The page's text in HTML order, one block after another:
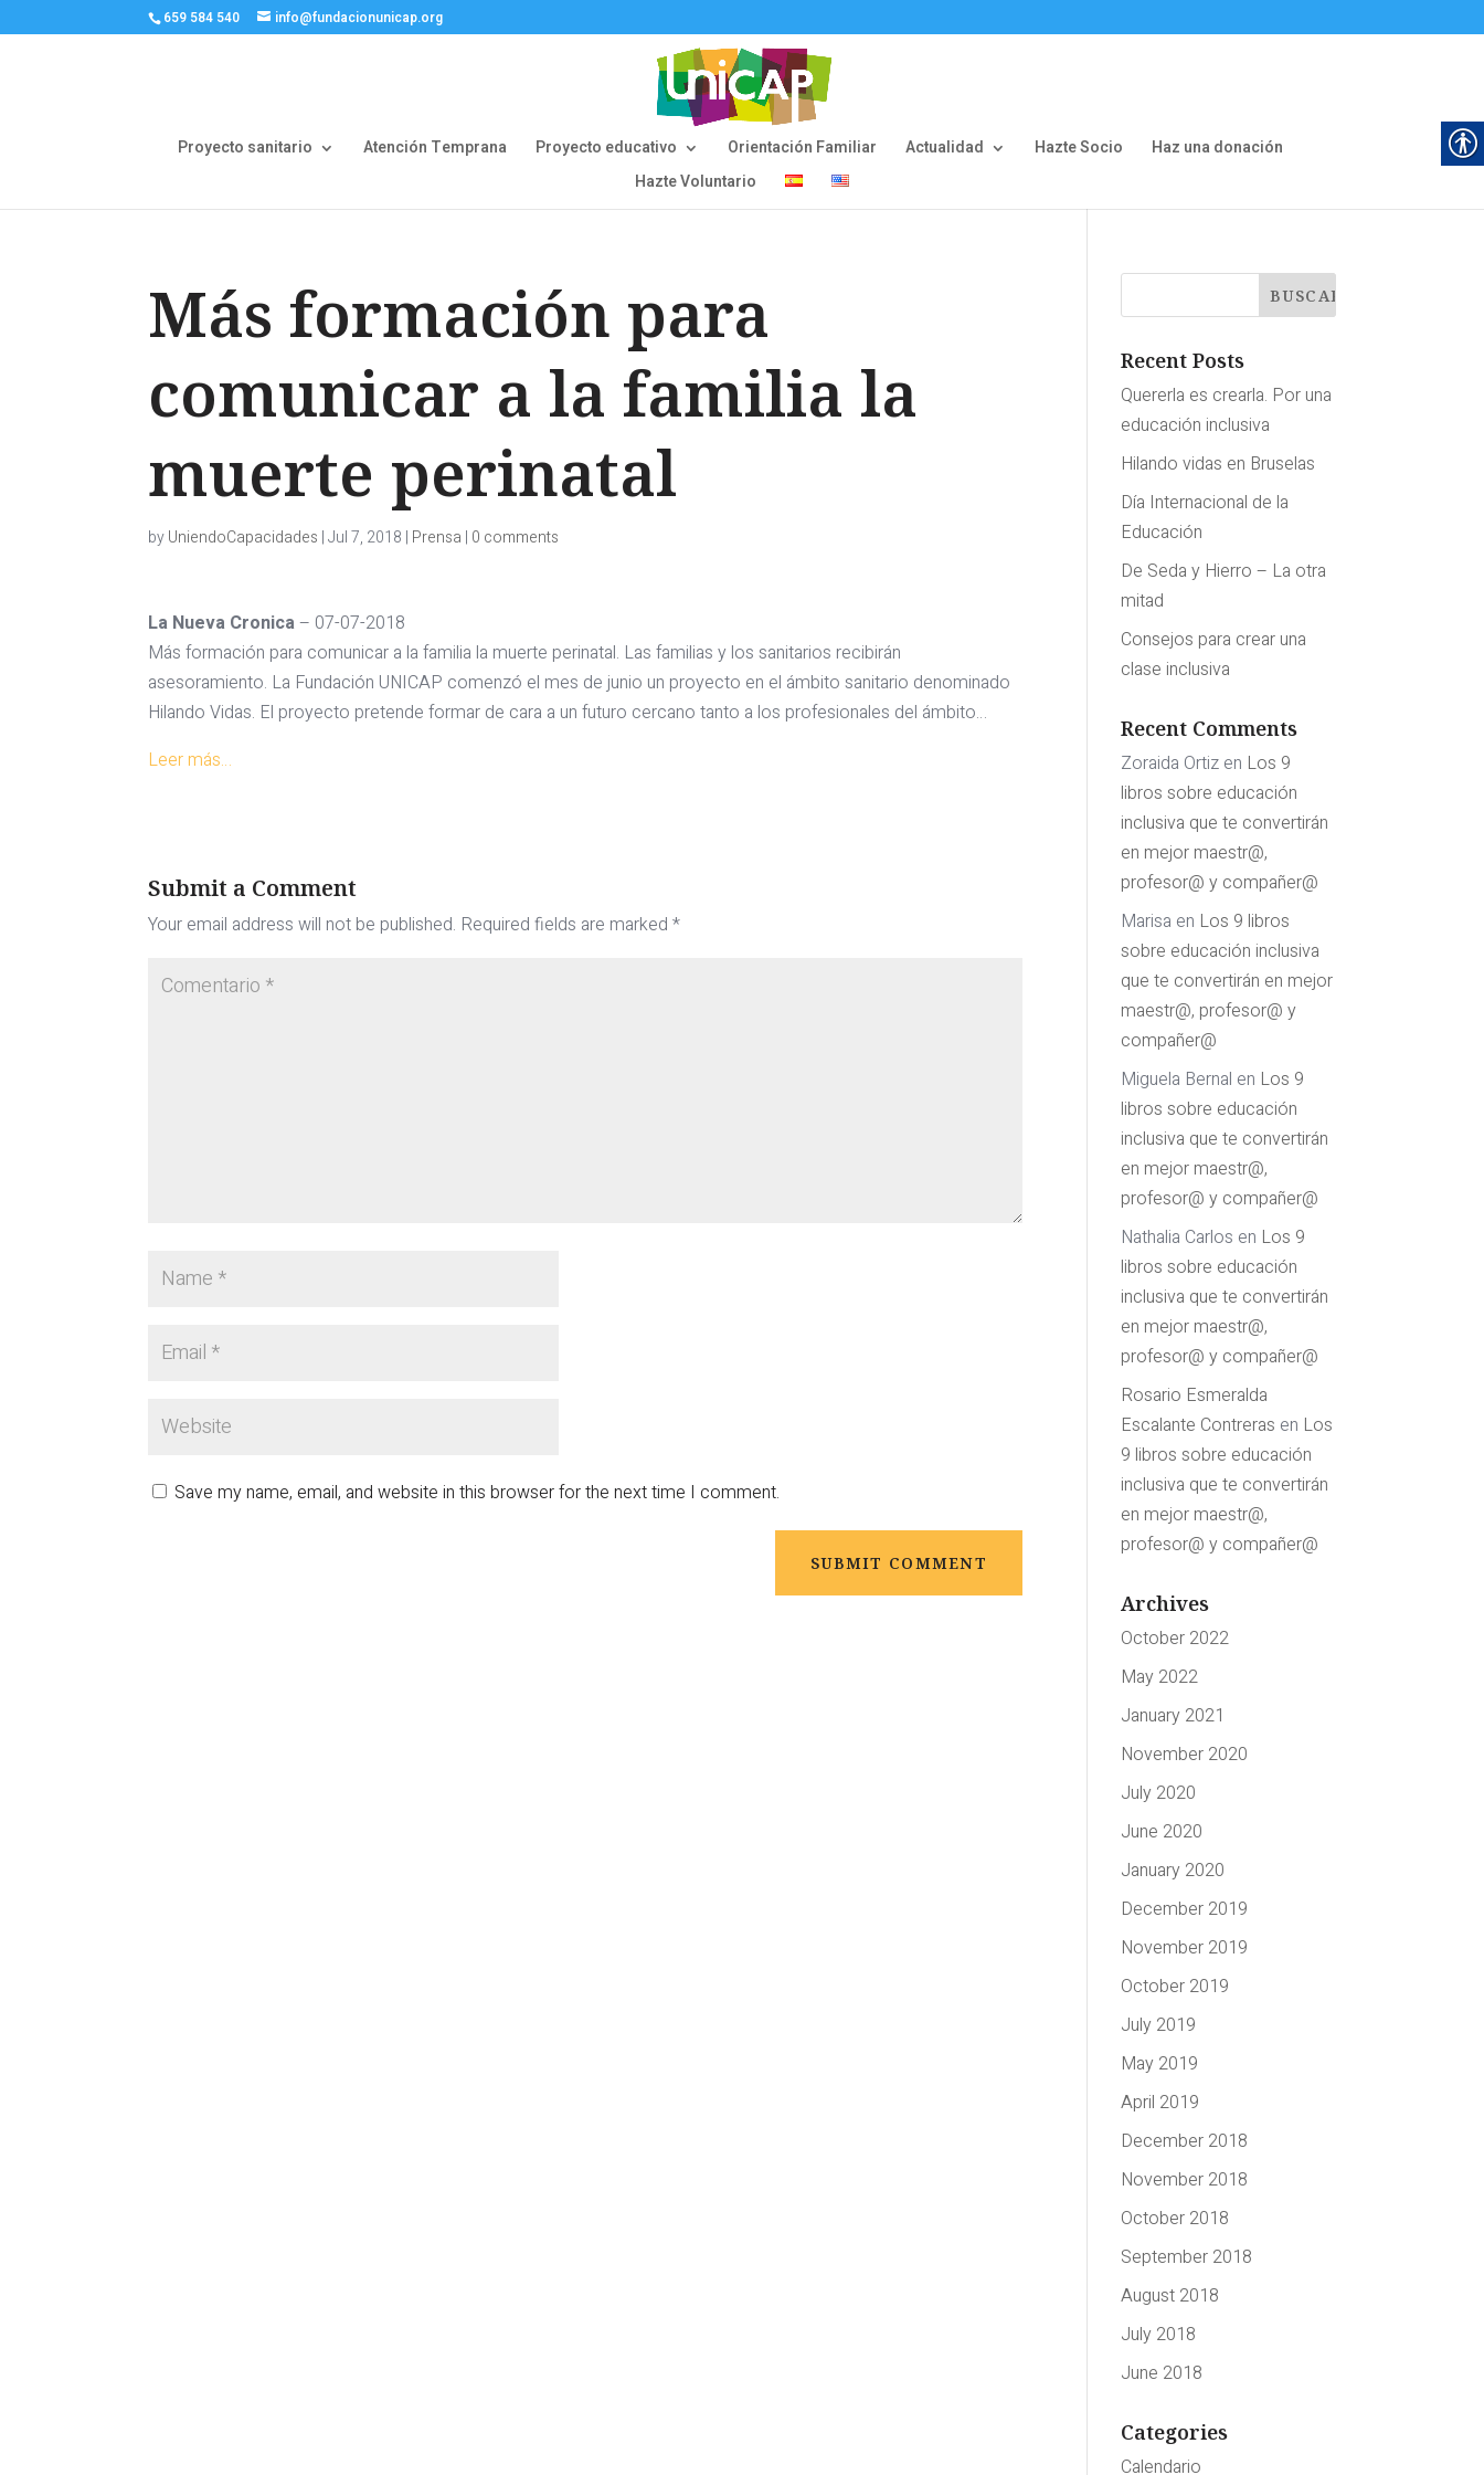
659 584 540 info@fundacionunicap.org
Proyecto sanitario Atención Temprana Proyecto educativo Orientación Familiar Actualidad Hazte Socio
Haz una donación
Hazte Voluntario
Más formación para
comunicar a la familia la
muerte perinatal
byUniendoCapacidades |Jul 7, 2018 | Prensa | 0 comments
La Nueva Cronica– 07-07-2018
Más formación para comunicar a la familia la muerte perinatal. Las familias y los sanitarios recibirán
asesoramiento. La Fundación UNICAP comenzó el mes de junio un proyecto en el ámbito sanitario denominado
Hilando Vidas. El proyecto pretende formar de cara a un futuro cercano tanto a los profesionales del ámbito…
Leer más…
Submit a Comment
Your email address will not be published. Required fields are marked*
Save my name, email, and website in this browser for the next time I comment.
Recent Posts
Quererla es crearla. Por una
educación inclusiva
Hilando vidas en Bruselas
Día Internacional de la
Educación
De Seda y Hierro – La otra
mitad
Consejos para crear una
clase inclusiva
Recent Comments
Zoraida Ortiz en Los 9
libros sobre educación
inclusiva que te convertirán
en mejor maestr@,
profesor@ y compañer@
Marisa en Los 9 libros
sobre educación inclusiva
que te convertirán en mejor
maestr@, profesor@ y
compañer@
Miguela Bernal en Los 9
libros sobre educación
inclusiva que te convertirán
en mejor maestr@,
profesor@ y compañer@
Nathalia Carlos en Los 9
libros sobre educación
inclusiva que te convertirán
en mejor maestr@,
profesor@ y compañer@
Rosario Esmeralda
Escalante Contreras en Los
9 libros sobre educación
inclusiva que te convertirán
en mejor maestr@,
profesor@ y compañer@
Archives
October 2022
May 2022
January 2021
November 2020
July 2020
June 2020
January 2020
December 2019
November 2019
October 2019
July 2019
May 2019
April 2019
December 2018
November 2018
October 2018
September 2018
August 2018
July 2018
June 2018
Categories
Calendario